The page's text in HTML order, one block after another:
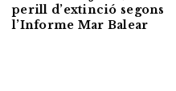
perill d’extinció segons
l’Informe Mar Balear